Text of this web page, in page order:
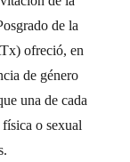
de la
ofreció, en
de género
una de cada
o sexual